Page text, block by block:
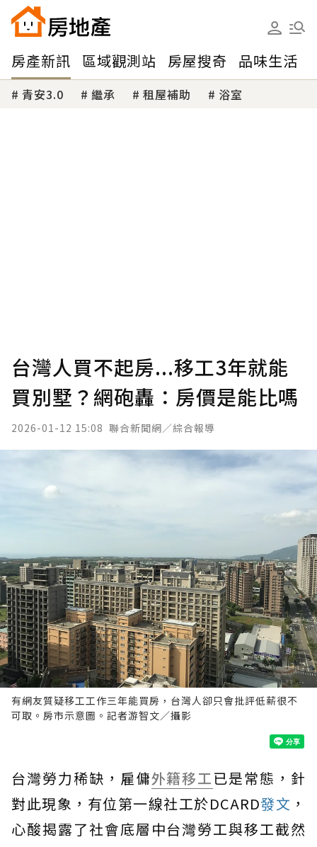
房產新訊 區域觀測站 房屋搜奇 品味生活
青安3.0 繼承 租屋補助 浴室
台灣人買不起房...移工3年就能
買別墅？網砲轟：房價是能比嗎
2026-01-12 15:08 聯合新聞網／綜合報導
有網友質疑移工工作三年能買房，台灣人卻只會批評低薪很不
可取。房市示意圖。記者游智文／攝影
台灣勞力稀缺，雇傭外籍移工已是常態，針
對此現象，有位第一線社工於DCARD發文 ，
心酸揭露了社會底層中台灣勞工與移工截然